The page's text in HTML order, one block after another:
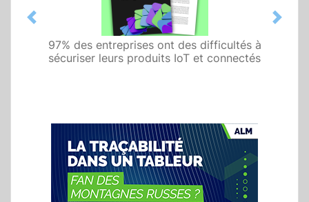
97% des entreprises ont des difficultés à
sécuriser leurs produits IoT et connectés
Previous Next